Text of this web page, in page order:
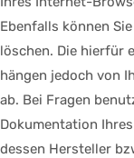
Ebenfalls können
löschen. Die hierfür
hängen jedoch von
ab. Bei Fragen
Dokumentation
dessen Hersteller